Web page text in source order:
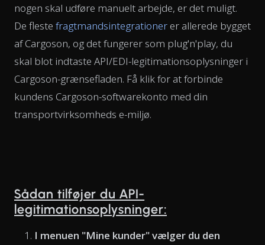
nogen skal udføre manuelt arbejde, er det muligt.
De fleste fragtmandsintegrationer er allerede bygget
af Cargoson, og det fungerer som plug'n'play, du
skal blot indtaste API/EDI-legitimationsoplysninger i
Cargoson-grænsefladen. Få klik for at forbinde
kundens Cargoson-softwarekonto med din
transportvirksomheds e-miljø.
Sådan tilføjer du API-
legitimationsoplysninger:
I menuen "Mine kunder" vælger du den